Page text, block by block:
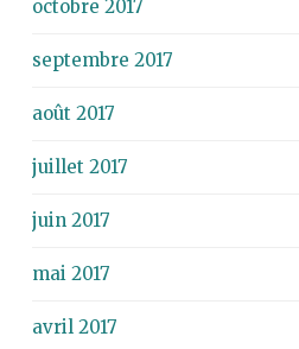
octobre 2017
septembre 2017
août 2017
juillet 2017
juin 2017
mai 2017
avril 2017